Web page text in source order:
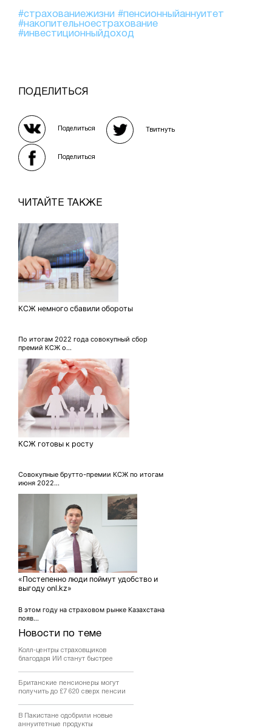
Новости по теме
Колл-центры страховщиков
благодаря ИИ станут быстрее
Британские пенсионеры могут
получить до £7 620 сверх пенсии
В Пакистане одобрили новые
аннуитетные продукты
#страхованиежизни #пенсионныйаннуитет
#накопительноестрахование
#инвестиционныйдоход
ПОДЕЛИТЬСЯ
Поделиться Твитнуть
Поделиться
ЧИТАЙТЕ ТАКЖЕ
КСЖ немного сбавили обороты
По итогам 2022 года совокупный сбор
премий КСЖ о...
КСЖ готовы к росту
Совокупные брутто-премии КСЖ по итогам
июня 2022...
«Постепенно люди поймут удобство и
выгоду onl.kz»
В этом году на страховом рынке Казахстана
появ...